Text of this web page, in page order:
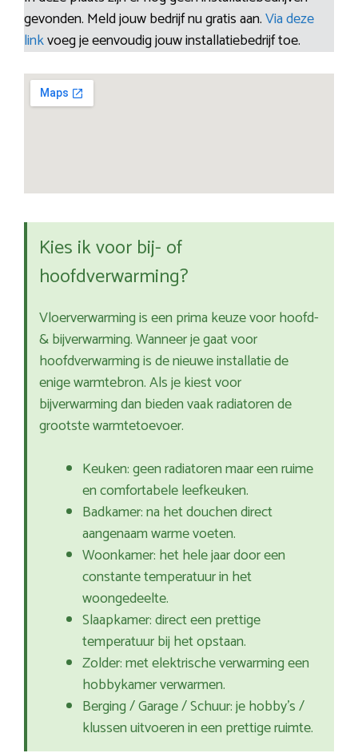
gevonden. Meld jouw bedrijf nu gratis aan.Via deze
linkvoeg je eenvoudig jouw installatiebedrijf toe.
Kies ik voor bij- of
hoofdverwarming?
Vloerverwarming is een prima keuze voor hoofd-
& bijverwarming. Wanneer je gaat voor
hoofdverwarming is de nieuwe installatie de
enige warmtebron. Als je kiest voor
bijverwarming dan bieden vaak radiatoren de
grootste warmtetoevoer.
Keuken: geen radiatoren maar een ruime
en comfortabele leefkeuken.
Badkamer: na het douchen direct
aangenaam warme voeten.
Woonkamer: het hele jaar door een
constante temperatuur in het
woongedeelte.
Slaapkamer: direct een prettige
temperatuur bij het opstaan.
Zolder: met elektrische verwarming een
hobbykamer verwarmen.
Berging / Garage / Schuur: je hobby’s /
klussen uitvoeren in een prettige ruimte.